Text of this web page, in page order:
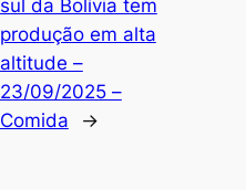
sul da Bolívia tem
produção em alta
altitude –
23/09/2025 –
Comida
→